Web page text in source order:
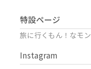
特設ページ
旅に行くもん！なモ
Instagram